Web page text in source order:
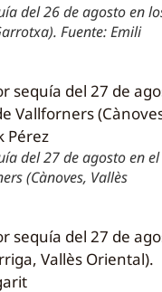
del 26 de agosto en
Fuente: Emili
del 27 de agosto en el
(Cànoves, Vallès